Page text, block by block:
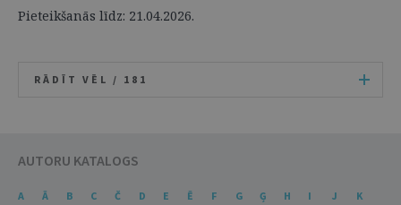
Pieteikšanās līdz: 21.04.2026.
RĀDĪT VĒL / 181
AUTORU KATALOGS
A Ā B C Č D E Ē F G Ģ H I J
K